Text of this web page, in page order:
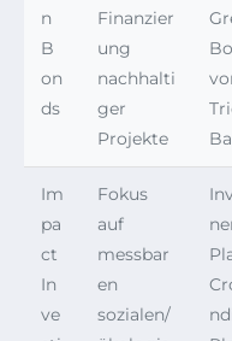
n
B
on
ds
Finanzier
ung
nachhalti
ger
Projekte
Im
pa
ct
In
ve
Fokus
auf
messbar
en
sozialen/